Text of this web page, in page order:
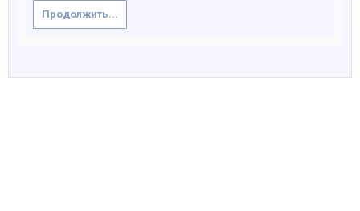
Продолжить...